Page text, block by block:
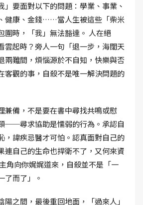
」要面對以下的問題：學業、事業、
健康、金錢……當人生被這些「柴米
圍時，「我」無法豁達。 人在絕
雲起時？旁人一句「退一步，海闊天
兩難間，煩惱源於不自知，快樂與否
客觀的事，自殺不是唯一解決問題的
兼備，不是要在書中尋找共鳴或慰
──尋求協助是懦弱的行為。承認自
，諱疾忌醫才可怕。認真面對自己的
連自己的生命也捍衛不了，又何來資
角向你娓娓道來，自殺並不是「一
了而了」。
陽之間，最後重回地面，「過來人」